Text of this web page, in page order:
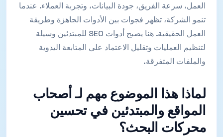
العمل، سرعة الفريق، جودة البيانات، وتجربة العملاء. عندما
تنمو الشركة، تظهر فجوات بين الأدوات الجاهزة وطريقة
العمل الحقيقية. هنا يصبح أدوات SEO للمبتدئين وسيلة
لتنظيم العمليات وتقليل الاعتماد على المتابعة اليدوية
والملفات المتفرقة.
لماذا هذا الموضوع مهم لـ أصحاب
المواقع والمبتدئين في تحسين
محركات البحث؟